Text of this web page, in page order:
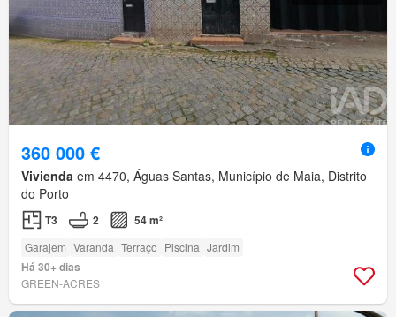
360 000 €
Vivienda em 4470, Águas Santas, Município de Maia, Distrito
do Porto
T3 2 54 m²
Garajem Varanda Terraço Piscina Jardim
Há 30+ dias
GREEN-ACRES